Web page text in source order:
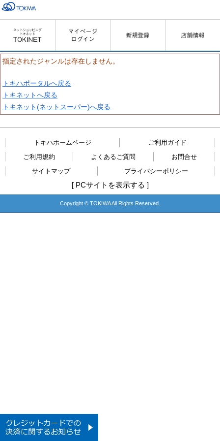
指定されたジャンルは存在しません。
トキハポータルへ戻る
トキネットへ戻る
トキネット(ネットスーパー)へ戻る
トキハホームページ
ご利用ガイド
ご利用規約
よくあるご質問
お問合せ
サイトマップ
プライバシーポリシー
[ PCサイトを表示する ]
Copyright © TOKIWA All Rights Reserved.